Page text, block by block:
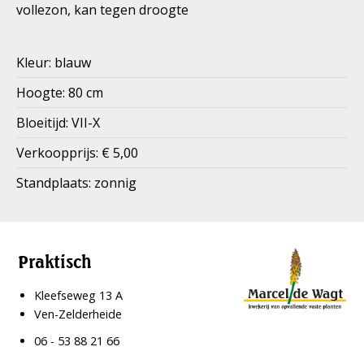
vollezon, kan tegen droogte
Kleur: blauw
Hoogte: 80 cm
Bloeitijd: VII-X
Verkoopprijs: € 5,00
Standplaats: zonnig
Praktisch
Kleefseweg 13 A
Ven-Zelderheide
06 - 53 88 21 66